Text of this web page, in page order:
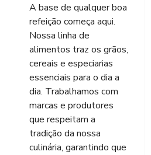
A base de qualquer boa
refeição começa aqui.
Nossa linha de
alimentos traz os grãos,
cereais e especiarias
essenciais para o dia a
dia. Trabalhamos com
marcas e produtores
que respeitam a
tradição da nossa
culinária, garantindo que